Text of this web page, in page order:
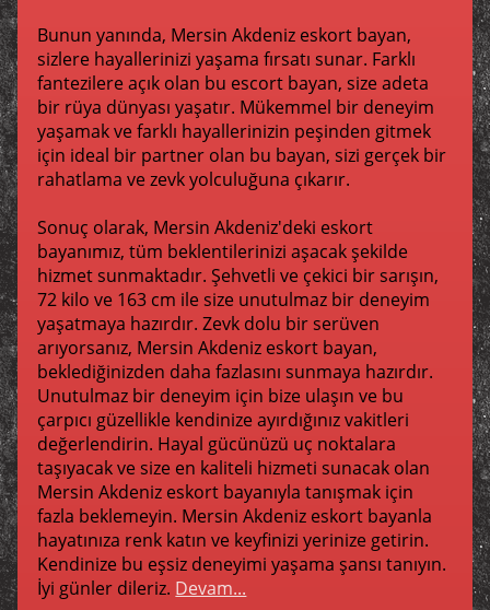
Bunun yanında, Mersin Akdeniz eskort bayan,
sizlere hayallerinizi yaşama fırsatı sunar. Farklı
fantezilere açık olan bu escort bayan, size adeta
bir rüya dünyası yaşatır. Mükemmel bir deneyim
yaşamak ve farklı hayallerinizin peşinden gitmek
için ideal bir partner olan bu bayan, sizi gerçek bir
rahatlama ve zevk yolculuğuna çıkarır.
Sonuç olarak, Mersin Akdeniz'deki eskort
bayanımız, tüm beklentilerinizi aşacak şekilde
hizmet sunmaktadır. Şehvetli ve çekici bir sarışın,
72 kilo ve 163 cm ile size unutulmaz bir deneyim
yaşatmaya hazırdır. Zevk dolu bir serüven
arıyorsanız, Mersin Akdeniz eskort bayan,
beklediğinizden daha fazlasını sunmaya hazırdır.
Unutulmaz bir deneyim için bize ulaşın ve bu
çarpıcı güzellikle kendinize ayırdığınız vakitleri
değerlendirin. Hayal gücünüzü uç noktalara
taşıyacak ve size en kaliteli hizmeti sunacak olan
Mersin Akdeniz eskort bayanıyla tanışmak için
fazla beklemeyin. Mersin Akdeniz eskort bayanla
hayatınıza renk katın ve keyfinizi yerinize getirin.
Kendinize bu eşsiz deneyimi yaşama şansı tanıyın.
İyi günler dileriz. Devam...